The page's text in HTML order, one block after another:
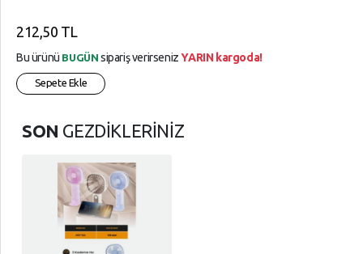
212,50 TL
Bu ürünü BUGÜN sipariş verirsenizYARIN kargoda!
Sepete Ekle
SON GEZDİKLERİNİZ